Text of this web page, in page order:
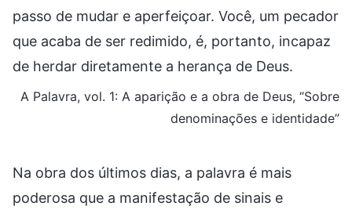
passo de mudar e aperfeiçoar. Você, um pecador
que acaba de ser redimido, é, portanto, incapaz
de herdar diretamente a herança de Deus.
A Palavra, vol. 1: A aparição e a obra de Deus, “Sobre
denominações e identidade”
Na obra dos últimos dias, a palavra é mais
poderosa que a manifestação de sinais e